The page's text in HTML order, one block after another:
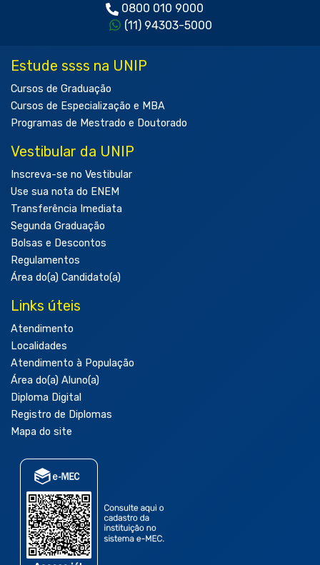
0800 010 9000
(11) 94303-5000
Estude ssss na UNIP
Cursos de Graduação
Cursos de Especialização e MBA
Programas de Mestrado e Doutorado
Vestibular da UNIP
Inscreva-se no Vestibular
Use sua nota do ENEM
Transferência Imediata
Segunda Graduação
Bolsas e Descontos
Regulamentos
Área do(a) Candidato(a)
Links úteis
Atendimento
Localidades
Atendimento à População
Área do(a) Aluno(a)
Diploma Digital
Registro de Diplomas
Mapa do site